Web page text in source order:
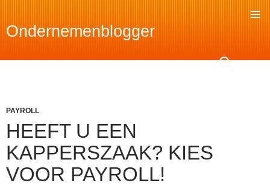
Ondernemenblogger
PAYROLL
HEEFT U EEN
KAPPERSZAAK? KIES
VOOR PAYROLL!